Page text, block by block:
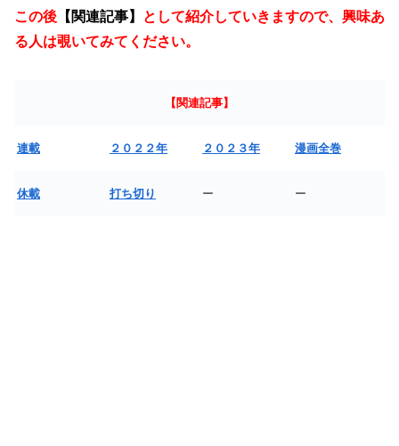
この後 【関連記事】
として紹介していきますので、興味あ
る人は覗いてみてください。
【関連記事】
連載 ２０２２年 ２０２３年 漫画全巻
休載 打ち切り ー ー